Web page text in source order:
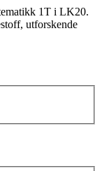
1T i LK20.
utforskende